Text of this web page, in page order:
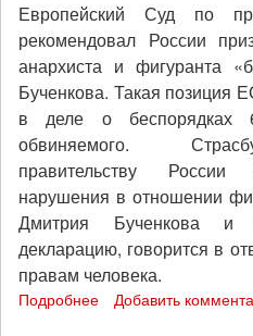
Европейский Суд по
рекомендовал России
анархиста и фигуранта
Бученкова. Такая позиция
в деле о беспорядках
обвиняемого.
правительству России
нарушения в отношении
Дмитрия Бученкова и
декларацию, говорится в
правам человека.
Подробнее Добавить